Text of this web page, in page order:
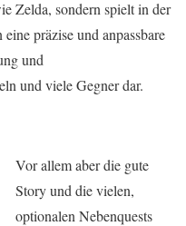
Zelda, sondern spielt in der
präzise und anpassbare
und
und viele Gegner dar.
Vor allem aber die gute
Story und die vielen,
optionalen Nebenquests